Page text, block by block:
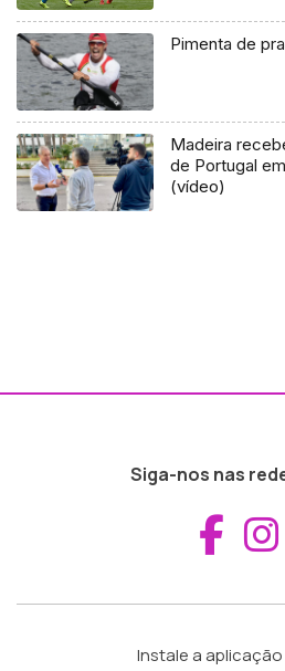
Pimenta de
Madeira
de Portugal
(vídeo)
Siga-nos nas
Instale a aplicação